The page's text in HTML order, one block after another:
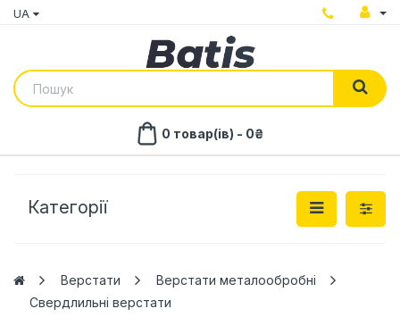
UA
0 товар(ів) - 0₴
Категорії
Верстати
Верстати металообробні
Свердлильні верстати